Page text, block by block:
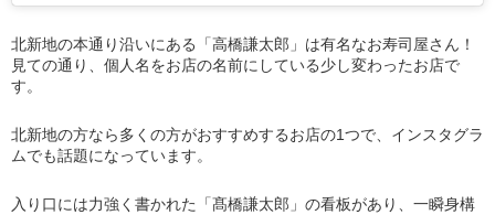
北新地の本通り沿いにある「高橋謙太郎」は有名なお寿司屋さん！
見ての通り、個人名をお店の名前にしている少し変わったお店で
す。
北新地の方なら多くの方がおすすめするお店の1つで、インスタグラ
ムでも話題になっています。
入り口には力強く書かれた「髙橋謙太郎」の看板があり、一瞬身構